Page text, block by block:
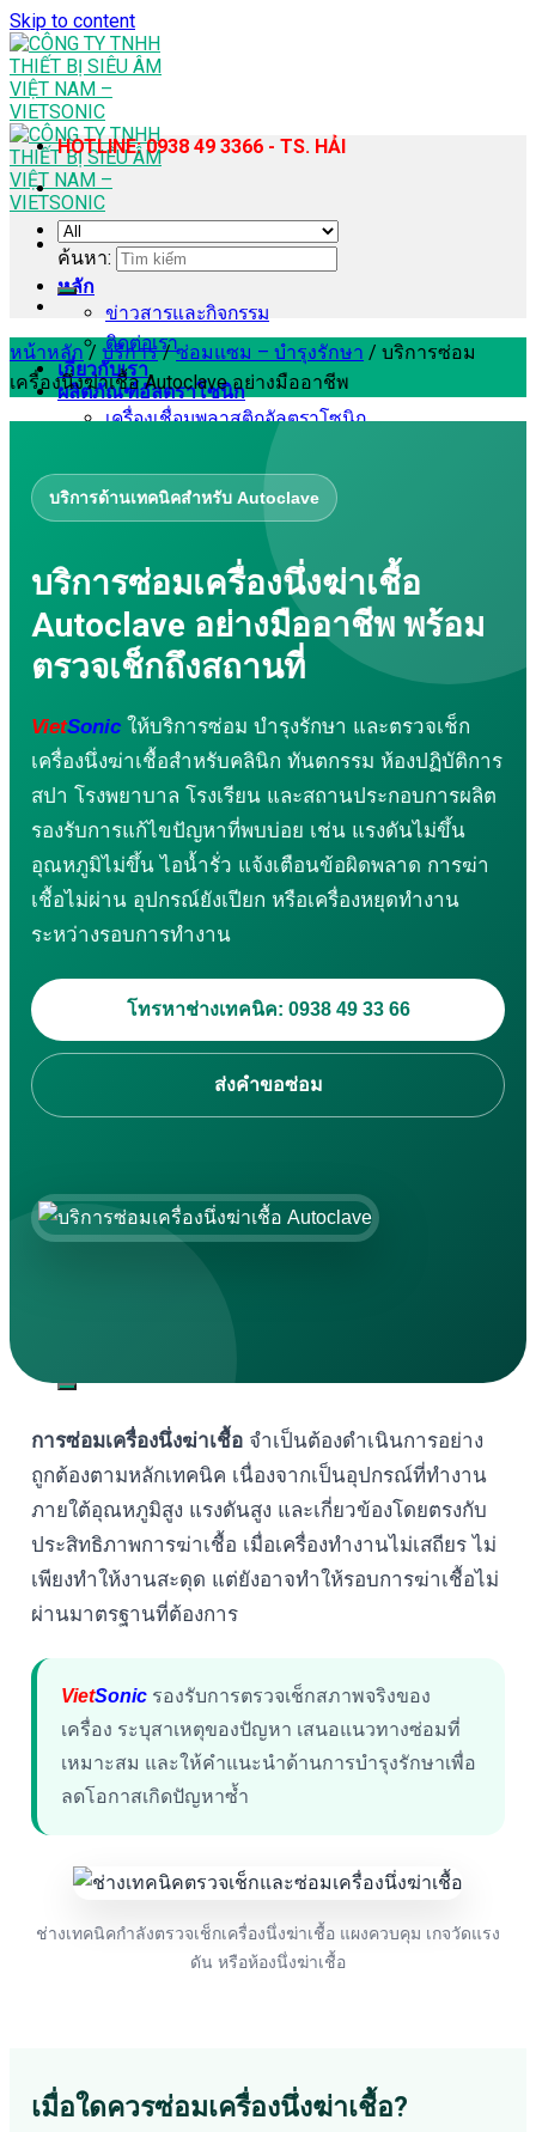
Skip to content
หลัก
ข่าวสารและกิจกรรม
ติดต่อเรา
เกี่ยวกับเรา
ผลิตภัณฑ์อัลตราโซนิก
เครื่องเชื่อมพลาสติกอัลตราโซนิก
เครื่องเชื่อมพลาสติกอัลตราโซนิกแบบมือถือ
เครื่องเย็บผ้าอัลตราโซนิก
เครื่องโฮโมจีไนเซอร์และสกัดด้วยอัลตราโซนิก
เครื่องตัดอัลตราโซนิก
เครื่องบัดกรีอัลตราโซนิก
เครื่องล้างอัลตราโซนิก
เครื่องเชื่อมอัลตราโซนิกสำหรับโลหะ
สายการผลิตถุง
เครื่องคัดแยกแบบสั่นอัลตราโซนิก
บริการ
การฝึกอบรมสำหรับองค์กร
บริการที่ปรึกษาและออกแบบ
งานแปรรูปโลหะ
ซ่อมแซม – บำรุงรักษา
กันซึม
วิดีโอการใช้งาน
เครื่องเชื่อมอัลตราโซนิก
เครื่องตัดอัลตราโซนิก
เครื่องบัดกรีตะกั่วอัลตราโซนิก
เครื่องกวนและสกัดด้วยอัลตราโซนิก
เครื่องผลิตถุงผ้า
HOTLINE: 0938 49 3366 - TS. HẢI
ค้นหา:
หน้าหลัก / บริการ / ซ่อมแซม – บำรุงรักษา / บริการซ่อม
เครื่องนึ่งฆ่าเชื้อ Autoclave อย่างมืออาชีพ
บริการด้านเทคนิคสำหรับ Autoclave
บริการซ่อมเครื่องนึ่งฆ่าเชื้อ
Autoclave อย่างมืออาชีพ พร้อม
ตรวจเช็กถึงสถานที่
VietSonic ให้บริการซ่อม บำรุงรักษา และตรวจเช็ก
เครื่องนึ่งฆ่าเชื้อสำหรับคลินิก ทันตกรรม ห้องปฏิบัติการ
สปา โรงพยาบาล โรงเรียน และสถานประกอบการผลิต
รองรับการแก้ไขปัญหาที่พบบ่อย เช่น แรงดันไม่ขึ้น
อุณหภูมิไม่ขึ้น ไอน้ำรั่ว แจ้งเตือนข้อผิดพลาด การฆ่า
เชื้อไม่ผ่าน อุปกรณ์ยังเปียก หรือเครื่องหยุดทำงาน
ระหว่างรอบการทำงาน
โทรหาช่างเทคนิค: 0938 49 33 66
ส่งคำขอซ่อม
การซ่อมเครื่องนึ่งฆ่าเชื้อ จำเป็นต้องดำเนินการอย่าง
ถูกต้องตามหลักเทคนิค เนื่องจากเป็นอุปกรณ์ที่ทำงาน
ภายใต้อุณหภูมิสูง แรงดันสูง และเกี่ยวข้องโดยตรงกับ
ประสิทธิภาพการฆ่าเชื้อ เมื่อเครื่องทำงานไม่เสถียร ไม่
เพียงทำให้งานสะดุด แต่ยังอาจทำให้รอบการฆ่าเชื้อไม่
ผ่านมาตรฐานที่ต้องการ
VietSonic รองรับการตรวจเช็กสภาพจริงของ
เครื่อง ระบุสาเหตุของปัญหา เสนอแนวทางซ่อมที่
เหมาะสม และให้คำแนะนำด้านการบำรุงรักษาเพื่อ
ลดโอกาสเกิดปัญหาซ้ำ
ช่างเทคนิคกำลังตรวจเช็กเครื่องนึ่งฆ่าเชื้อ แผงควบคุม เกจวัดแรง
ดัน หรือห้องนึ่งฆ่าเชื้อ
เมื่อใดควรซ่อมเครื่องนึ่งฆ่าเชื้อ?